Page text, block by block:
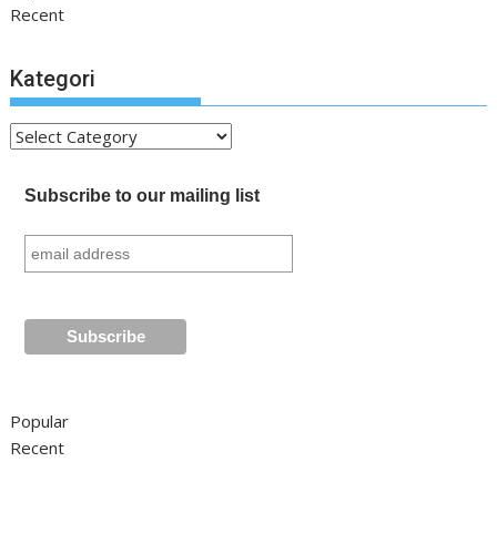
Recent
Kategori
Kategori
Subscribe to our mailing list
Popular
Recent